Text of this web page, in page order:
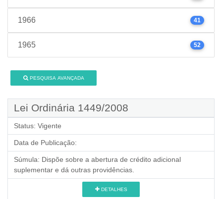
1966 41
1965 52
PESQUISA AVANÇADA
Lei Ordinária 1449/2008
Status: Vigente
Data de Publicação:
Súmula: Dispõe sobre a abertura de crédito adicional
suplementar e dá outras providências.
DETALHES